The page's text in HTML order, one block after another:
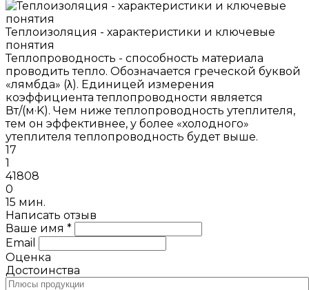
Теплоизоляция - характеристики и ключевые
понятия
Теплопроводность - способность материала
проводить тепло. Обозначается греческой буквой
«лямбда» (λ). Единицей измерения
коэффициента теплопроводности является
Вт/(м·K). Чем ниже теплопроводность утеплителя,
тем он эффективнее, у более «холодного»
утеплителя теплопроводность будет выше.
17
1
41808
0
15 мин.
Написать отзыв
Ваше имя *
Email
Оценка
Достоинства